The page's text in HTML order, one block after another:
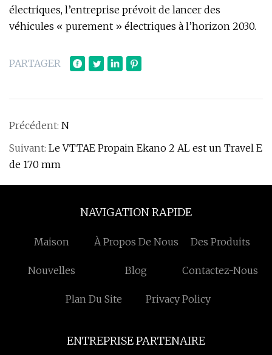
électriques, l’entreprise prévoit de lancer des
véhicules « purement » électriques à l’horizon 2030.
PARTAGER
Précédent: N
Suivant: Le VTTAE Propain Ekano 2 AL est un Travel E
de 170 mm
NAVIGATION RAPIDE
Maison À Propos De Nous Des Produits
Nouvelles Blog Contactez-Nous
Plan Du Site Privacy Policy
ENTREPRISE PARTENAIRE